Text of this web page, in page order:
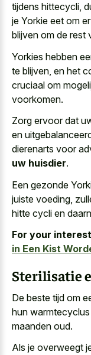
tijdens hittecycli,
je Yorkie eet om
blijven om de rest
Yorkies hebben
te blijven, en het
cruciaal om
voorkomen.
Zorg ervoor dat
en
dierenarts voor
uw huisdier.
Een gezonde
juiste voeding,
hitte cycli en
For your
in Een Kist
Sterilisatie
De beste tijd om
hun
maanden oud.
Als je overweegt